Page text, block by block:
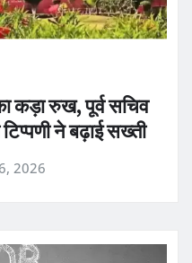
कड़ा रुख, पूर्व सचिव
ने बढ़ाई सख्ती
2026